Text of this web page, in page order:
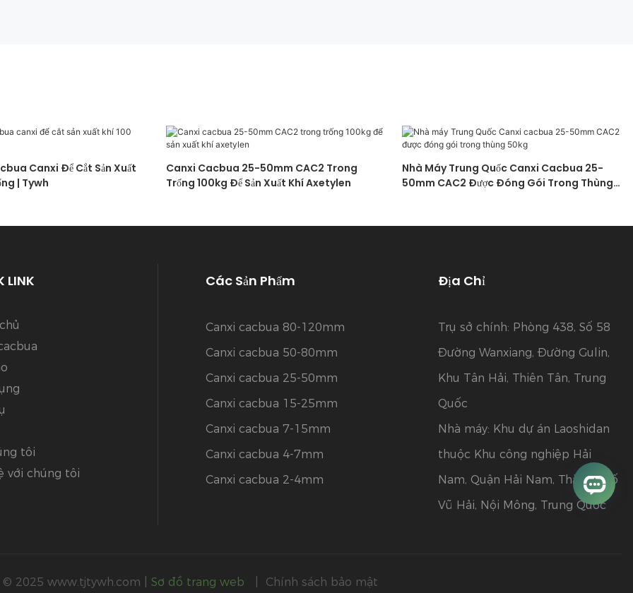
Canxi Để Cắt Sản Xuất
| Tywh
Canxi Cacbua 25-50mm CAC2 Trong
Trống 100kg Để Sản Xuất Khí Axetylen
Nhà Máy Trung Quốc Canxi Cacbua 25-
50mm CAC2 Được Đóng Gói Trong Thùng
LINK
tôi
với chúng tôi
Các Sản Phẩm
Canxi cacbua 80-120mm
Canxi cacbua 50-80mm
Canxi cacbua 25-50mm
Canxi cacbua 15-25mm
Canxi cacbua 7-15mm
Canxi cacbua 4-7mm
Canxi cacbua 2-4mm
Địa Chỉ
Trụ sở chính: Phòng 438, Số 58
Đường Wanxiang, Đường Gulin,
Khu Tân Hải, Thiên Tân, Trung
Quốc
Nhà máy: Khu dự án Laoshidan
thuộc Khu công nghiệp Hải
Nam, Quận Hải Nam, Thành phố
Vũ Hải, Nội Mông, Trung Quốc
© 2025 www.tjtywh.com Sơ đồ trang web Chính sách bảo mật